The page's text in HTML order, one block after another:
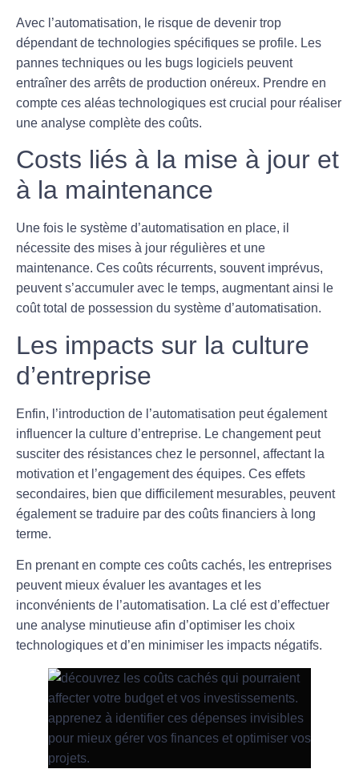
Avec l’automatisation, le risque de devenir trop
dépendant de technologies spécifiques se profile. Les
pannes techniques ou les bugs logiciels peuvent
entraîner des arrêts de production onéreux. Prendre en
compte ces aléas technologiques est crucial pour réaliser
une analyse complète des coûts.
Costs liés à la mise à jour et
à la maintenance
Une fois le système d’automatisation en place, il
nécessite des mises à jour régulières et une
maintenance. Ces coûts récurrents, souvent imprévus,
peuvent s’accumuler avec le temps, augmentant ainsi le
coût total de possession du système d’automatisation.
Les impacts sur la culture
d’entreprise
Enfin, l’introduction de l’automatisation peut également
influencer la culture d’entreprise. Le changement peut
susciter des résistances chez le personnel, affectant la
motivation et l’engagement des équipes. Ces effets
secondaires, bien que difficilement mesurables, peuvent
également se traduire par des coûts financiers à long
terme.
En prenant en compte ces coûts cachés, les entreprises
peuvent mieux évaluer les avantages et les
inconvénients de l’automatisation. La clé est d’effectuer
une analyse minutieuse afin d’optimiser les choix
technologiques et d’en minimiser les impacts négatifs.